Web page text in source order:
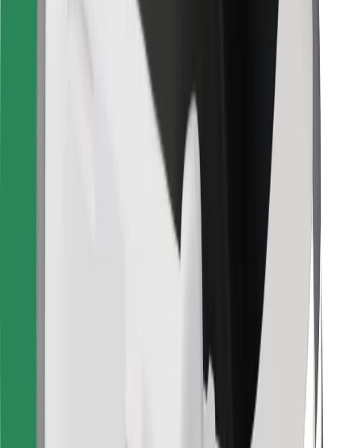
Få en tur på minutter!
Last ned Bolt-appen
Finn yndlingsmaten din!
Last ned Bolt Food-appen